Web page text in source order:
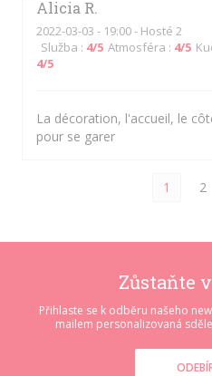
Alicia R
2022-03-03 - 19:00 - Hosté 2
Služba : 4/5 Atmosféra : 4/5
4/5
La décoration, l'accueil, le
pour se garer
1 2
Zůstaňte
Přihlaste se k odběru našeho
mailem personalizovaná